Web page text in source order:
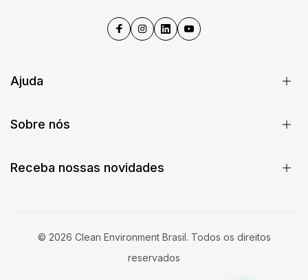
Ajuda
Sobre nós
Receba nossas novidades
© 2026 Clean Environment Brasil. Todos os direitos
reservados